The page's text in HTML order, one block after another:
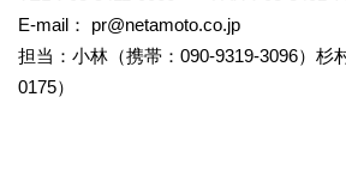
E-mail： pr@netamoto.co.jp
担当：小林（携帯：090-9319-3096）杉
0175）